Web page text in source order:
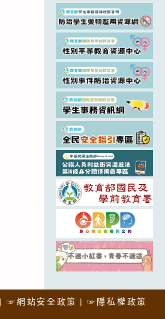
☞網站安全政策 ☞隱私權政策